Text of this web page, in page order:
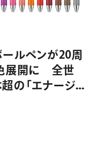
ルペンが20周
展開に 全世
の「エナージェ
第一弾として